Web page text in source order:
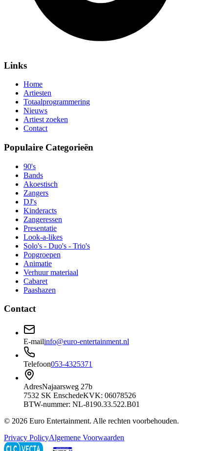
Links
Home
Artiesten
Totaalprogrammering
Nieuws
Artiest zoeken
Contact
Populaire Categorieën
90's
Bands
Akoestisch
Zangers
DJ's
Kinderacts
Zangeressen
Presentatie
Look-a-likes
Solo's - Duo's - Trio's
Popgroepen
Animatie
Verhuur materiaal
Cabaret
Paashazen
Contact
E-mailinfo@euro-entertainment.nl
Telefoon053-4325371
AdresNajaarsweg 27b
7532 SK EnschedeKVK: 06078526
BTW-nummer: NL-8190.33.522.B01
© 2026 Euro Entertainment. Alle rechten voorbehouden.
Privacy PolicyAlgemene Voorwaarden